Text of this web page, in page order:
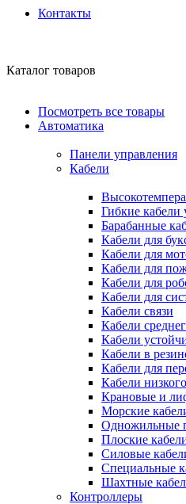
Контакты
Каталог товаров
Посмотреть все товары
Автоматика
Панели управления
Кабели
Гибкие кабели
Барабанные
Кабели для
Кабели для
Кабели для
Кабели для
Кабели для
Кабели связи
Кабели
Кабели
Кабели в
Кабели для
Кабели
Крановые и
Морские
Одножильные
Плоские
Силовые
Специальные
Шахтные
Контроллеры